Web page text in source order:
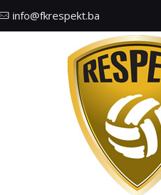
info@fkrespekt.ba